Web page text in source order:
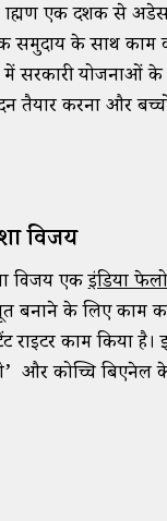
एक दशक से
समुदाय के साथ
सरकारी योजनाओं
तैयार करना और
विजय
विजय एकइंडिया फेलो
बनाने के लिए काम
राइटर काम किया है।
और कोच्चि बिएनेल